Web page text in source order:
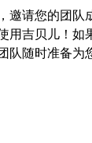
邀请您的团队
用吉贝儿！如
队随时准备为